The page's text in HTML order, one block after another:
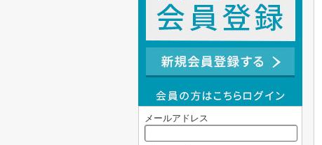
メールアドレス